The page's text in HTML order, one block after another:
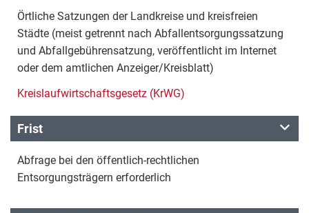
Örtliche Satzungen der Landkreise und kreisfreien
Städte (meist getrennt nach Abfallentsorgungssatzung
und Abfallgebührensatzung, veröffentlicht im Internet
oder dem amtlichen Anzeiger/Kreisblatt)
Kreislaufwirtschaftsgesetz (KrWG)
Frist
Abfrage bei den öffentlich-rechtlichen
Entsorgungsträgern erforderlich